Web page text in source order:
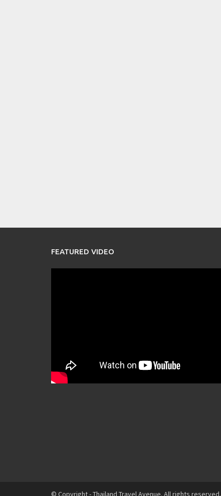
FEATURED VIDEO
© Copyright - Thailand Travel Avenue. All rights reserved.